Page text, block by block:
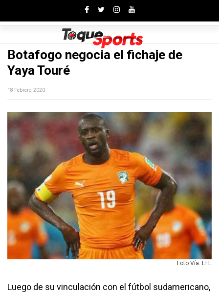
Botafogo negocia el fichaje de
Yaya Touré
18 Febrero, 2020
Foto Vía: EFE
Luego de su vinculación con el fútbol sudamericano,